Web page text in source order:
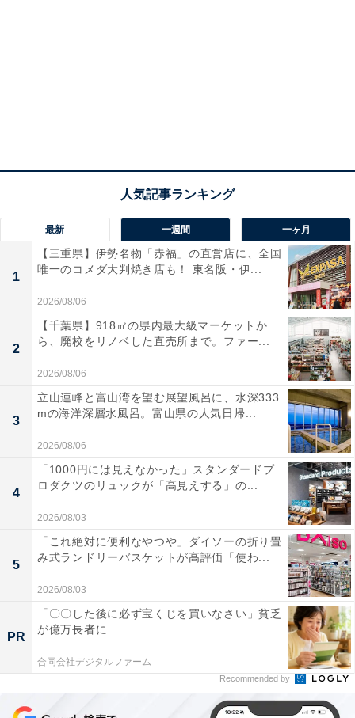
最新 一週間 一ヶ月
1
【三重県】伊勢名物「赤福」の直営店に、全国
唯一のコメダ大判焼き店も！ 東名阪・伊...
2026/08/06
2
【千葉県】918㎡の県内最大級マーケットか
ら、廃校をリノベした直売所まで。ファー...
2026/08/06
3
立山連峰と富山湾を望む展望風呂に、水深333
mの海洋深層水風呂。富山県の人気日帰...
2026/08/06
4
「1000円には見えなかった」スタンダードプ
ロダクツのリュックが「高見えする」の...
2026/08/03
5
「これ絶対に便利なやつや」ダイソーの折り畳
み式ランドリーバスケットが高評価「使わ...
2026/08/03
PR
「〇〇した後に必ず宝くじを買いなさい」貧乏
が億万長者に
合同会社デジタルファーム
Recommended by